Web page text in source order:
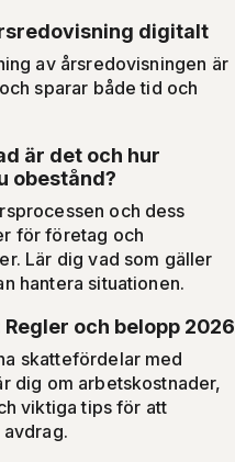
digitalt
av årsredovisningen är
sparar både tid och
är det och hur
obestånd?
och dess
för företag och
Lär dig vad som gäller
hantera situationen.
och belopp 2026
skattefördelar med
dig om arbetskostnader,
viktiga tips för att